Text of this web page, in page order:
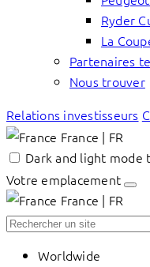
Ryder
La
Partenaires
Nous trouver
Relations investisseurs
France | FR
Dark and light
Votre emplacement
France | FR
Worldwide